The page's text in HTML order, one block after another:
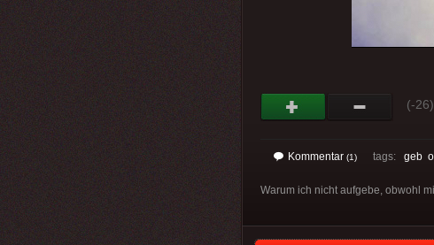
(-26)
Kommentar (1) tags: geb
Warum ich nicht aufgebe, obwohl